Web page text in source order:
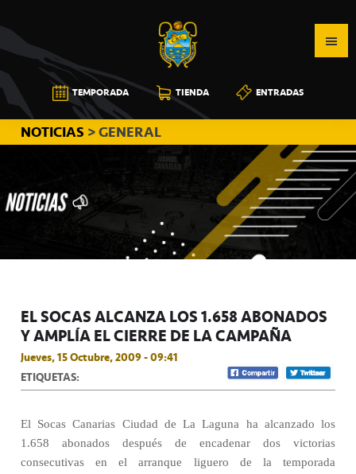
a
la
navegación
principal
al
contenido
principal
a
la
barra
lateral
principal
CB
CANARIAS
TEMPORADA TIENDA ENTRADAS
NOTICIAS > GENERAL
EL SOCAS ALCANZA LOS 1.658 ABONADOS
Y AMPLÍA EL CIERRE DE LA CAMPAÑA
Jueves, 15 Octubre, 2009 - 09:41
ETIQUETAS:
El Socas Canarias Ciudad de La Laguna ha alcanzado los
1.658 abonados después de encadenar dos victorias
consecutivas en el arranque liguero de la temporada